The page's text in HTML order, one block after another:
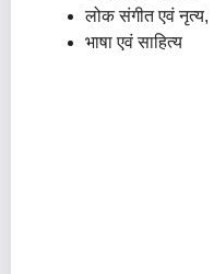
लोक संगीत एवं नृत्य,
भाषा एवं साहित्य